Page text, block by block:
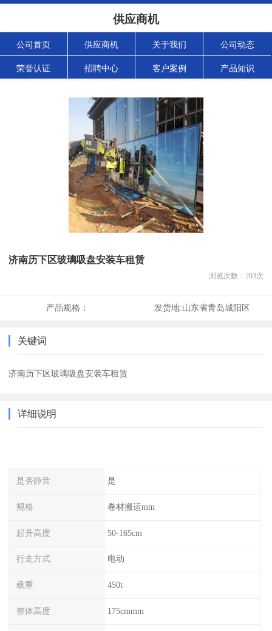
供应商机
公司首页 供应商机 关于我们 公司动态
荣誉认证 招聘中心 客户案例 产品知识
济南历下区玻璃吸盘安装车租赁
浏览次数： 203次
产品规格： 发货地:山东省青岛城阳区
关键词
济南历下区玻璃吸盘安装车租赁
详细说明
是否静音 是
规格 卷材搬运mm
起升高度 50-165cm
行走方式 电动
载重 450t
整体高度 175cmmm